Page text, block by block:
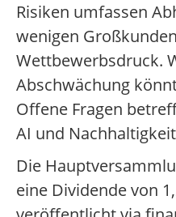
Risiken umfassen
wenigen
Wettbewerbsdruck.
Abschwächung
Offene Fragen
AI und
Die
eine Dividende von